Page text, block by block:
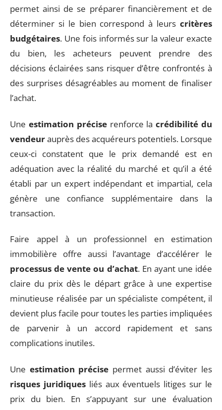
permet ainsi de se préparer financièrement et de
déterminer si le bien correspond à leurs critères
budgétaires. Une fois informés sur la valeur exacte
du bien, les acheteurs peuvent prendre des
décisions éclairées sans risquer d’être confrontés à
des surprises désagréables au moment de finaliser
l’achat.
Une estimation préciserenforce lacrédibilité du
vendeurauprès des acquéreurs potentiels. Lorsque
ceux-ci constatent que le prix demandé est en
adéquation avec la réalité du marché et qu’il a été
établi par un expert indépendant et impartial, cela
génère une confiance supplémentaire dans la
transaction.
Faire appel à un professionnel en estimation
immobilière offre aussi l’avantage d’accélérer le
processus de vente ou d’achat. En ayant une idée
claire du prix dès le départ grâce à une expertise
minutieuse réalisée par un spécialiste compétent, il
devient plus facile pour toutes les parties impliquées
de parvenir à un accord rapidement et sans
complications inutiles.
Une estimation précise permet aussi d’éviter les
risques juridiquesliés aux éventuels litiges sur le
prix du bien. En s’appuyant sur une évaluation